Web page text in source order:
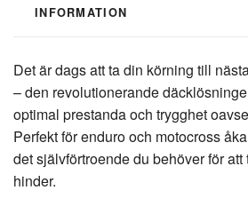
INFORMATION
Det är dags att ta din körning till
– den revolutionerande
optimal prestanda och trygghet
Perfekt för enduro och motocross
det självförtroende du behöver för
hinder.